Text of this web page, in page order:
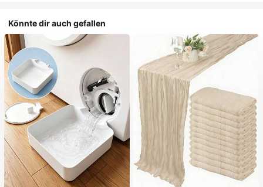
Könnte dir auch gefallen